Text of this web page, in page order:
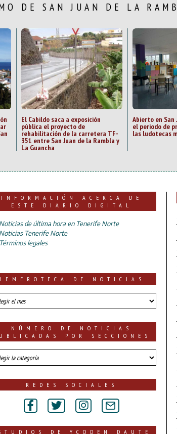
DE SAN JUAN DE LA
El Cabildo saca a exposición
pública el proyecto de
rehabilitación de la carretera TF-
351 entre San Juan de la Rambla y
La Guancha
Abierto en San
el periodo de
las ludotecas
INFORMACIÓN ACERCA DE
ESTE DIARIO DIGITAL
Noticias de última hora en Tenerife Norte
Noticias Tenerife Norte
Términos legales
DE NOTICIAS
NÚMERO DE NOTICIAS
POR SECCIONES
REDES SOCIALES
DE YCODEN DAUTE